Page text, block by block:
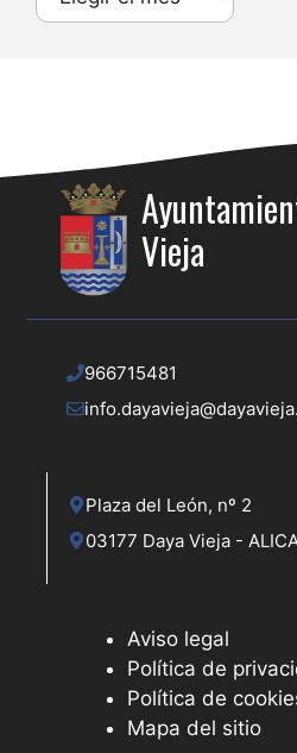
Vieja
966715481
Plaza del León, nº 2
03177 Daya Vieja -
Aviso legal
Política de
Política de
Mapa del sitio